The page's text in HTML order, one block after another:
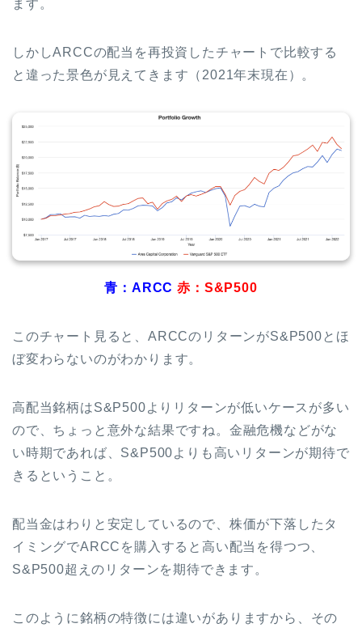
ます。
しかしARCCの配当を再投資したチャートで比較する
と違った景色が見えてきます（2021年末現在）。
青：ARCC 赤：S&P500
このチャート見ると、ARCCのリターンがS&P500とほ
ぼ変わらないのがわかります。
高配当銘柄はS&P500よりリターンが低いケースが多い
ので、ちょっと意外な結果ですね。金融危機などがな
い時期であれば、S&P500よりも高いリターンが期待で
きるということ。
配当金はわりと安定しているので、株価が下落したタ
イミングでARCCを購入すると高い配当を得つつ、
S&P500超えのリターンを期待できます。
このように銘柄の特徴には違いがありますから、その